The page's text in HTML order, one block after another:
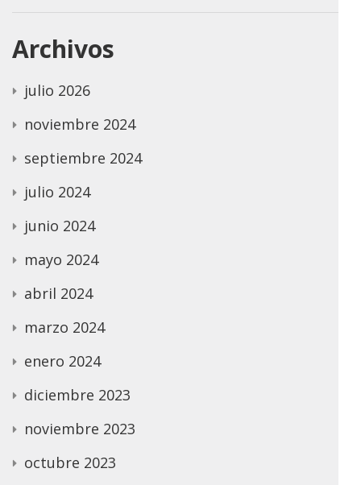
Archivos
julio 2026
noviembre 2024
septiembre 2024
julio 2024
junio 2024
mayo 2024
abril 2024
marzo 2024
enero 2024
diciembre 2023
noviembre 2023
octubre 2023